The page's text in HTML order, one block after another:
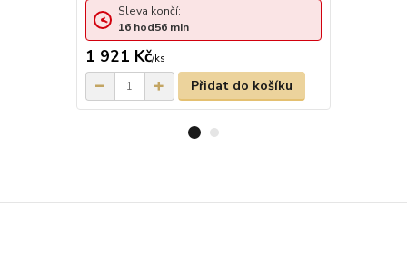
1 921 Kč/ks
Sleva končí:
16 hod56 min
Přidat do košíku